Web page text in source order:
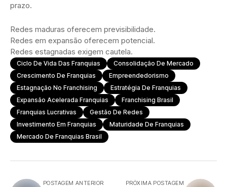
prazo.
Redes maduras oferecem previsibilidade.
Redes em expansão oferecem potencial.
Redes estagnadas exigem cautela.
Ciclo De Vida Das Franquias
Consolidação De Mercado
Crescimento De Franquias
Empreendedorismo
Estagnação No Franchising
Estratégia De Franquias
Expansão Acelerada Franquias
Franchising Brasil
Franquias Lucrativas
Gestão De Redes
Investimento Em Franquias
Maturidade De Franquias
Mercado De Franquias Brasil
POSTAGEM ANTERIOR PRÓXIMA POSTAGEM